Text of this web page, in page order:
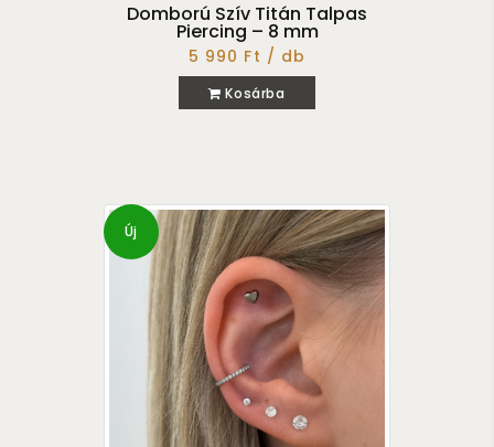
Domború Szív Titán Talpas
Piercing – 8 mm
5 990 Ft / db
Kosárba
Új